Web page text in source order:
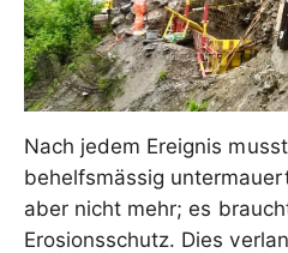
Nach jedem Ereignis
behelfsmässig
aber nicht mehr; es
Erosionsschutz. Dies